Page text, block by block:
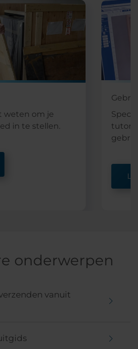
weten om je
in te stellen.
onderwerpen
vanuit